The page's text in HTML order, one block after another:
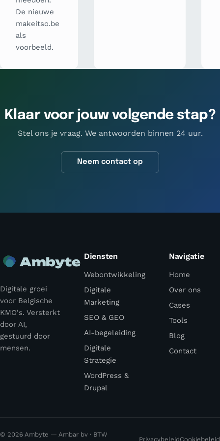
De nieuwe
makeitso.be
als
voorbeeld.
Klaar voor jouw volgende stap?
Stel ons je vraag. We antwoorden binnen 24 uur.
Neem contact op
Ambyte
Digitale groei
voor Belgische
KMO's. Versterkt
door AI,
gestuurd door
mensen.
Diensten
Webontwikkeling
Digitale
Marketing
SEO & GEO
AI-begeleiding
Digitale
Strategie
WordPress &
Drupal
Navigatie
Home
Over ons
Cases
Tools
Blog
Contact
© 2026 Ambyte — Ambar bv · BTW
PrivacybeleidCookiebeleid